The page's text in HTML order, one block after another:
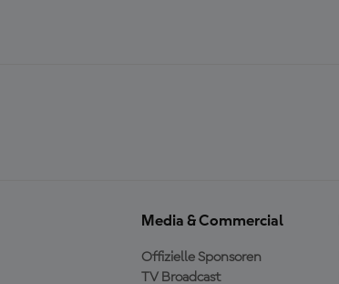
Media & Commercial
Offizielle Sponsoren
TV Broadcast